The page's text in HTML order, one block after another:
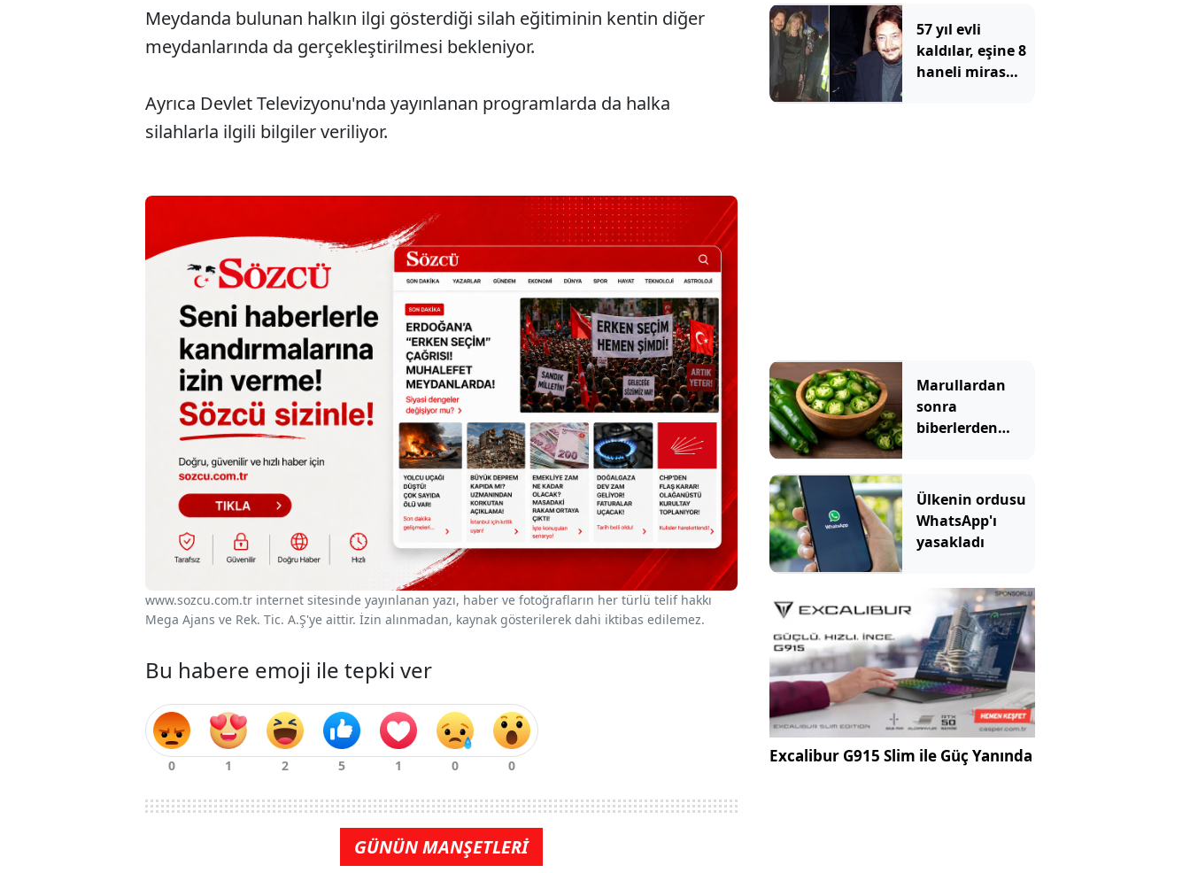
Meydanda bulunan halkın ilgi gösterdiği silah eğitiminin kentin diğer
meydanlarında da gerçekleştirilmesi bekleniyor.
Ayrıca Devlet Televizyonu'nda yayınlanan programlarda da halka
silahlarla ilgili bilgiler veriliyor.
www.sozcu.com.tr internet sitesinde yayınlanan yazı, haber ve fotoğrafların her türlü telif hakkı
Mega Ajans ve Rek. Tic. A.Ş'ye aittir. İzin alınmadan, kaynak gösterilerek dahi iktibas edilemez.
Bu habere emoji ile tepki ver
GÜNÜN MANŞETLERİ
57 yıl evli
kaldılar, eşine 8
haneli miras
Marullardan
sonra
biberlerden
toplatılıyor
Ülkenin ordusu
WhatsApp'ı
yasakladı
Excalibur G915 Slim ile Güç Yanında